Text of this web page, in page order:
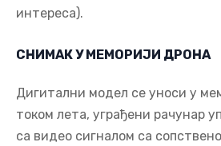
интереса).
СНИМАК У МЕМОРИЈИ ДРОНА
Дигитални модел се уноси у
током лета, уграђени рачунар
са видео сигналом са